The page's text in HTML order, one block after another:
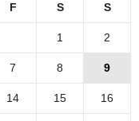
F S S
1 2
7 8 9
14 15 16